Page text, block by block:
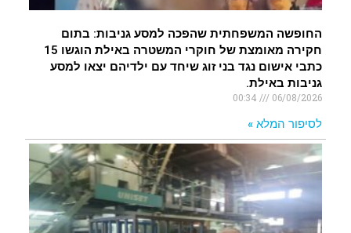
החופשה המשפחתית שהפכה למסע גניבות: בתום
חקירה מאומצת של חוקרי המשטרה באילת הוגשו 15
כתבי אישום נגד בני זוג שיחד עם ילדיהם יצאו למסע
גניבות באילת.
06/08/2026
לסיפור המלא »